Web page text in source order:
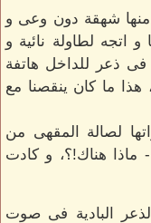
منها شهقة دون وعى و
اتجه لطاولة نائية و
ذعر للداخل هاتفة
هذا ما كان ينقصنا مع
لصالة المقهى من
هناك!؟، و كادت
البادية فى صوت